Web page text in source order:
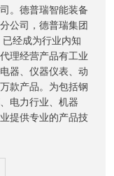
。德普瑞智能装备
公司，德普瑞集团
经成为行业内知
理经营产品有工业
器、仪器仪表、动
款产品。为包括钢
电力行业、机器
提供专业的产品技